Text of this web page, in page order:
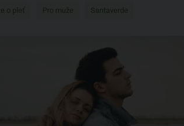
o pleť Pro muže Santaverde